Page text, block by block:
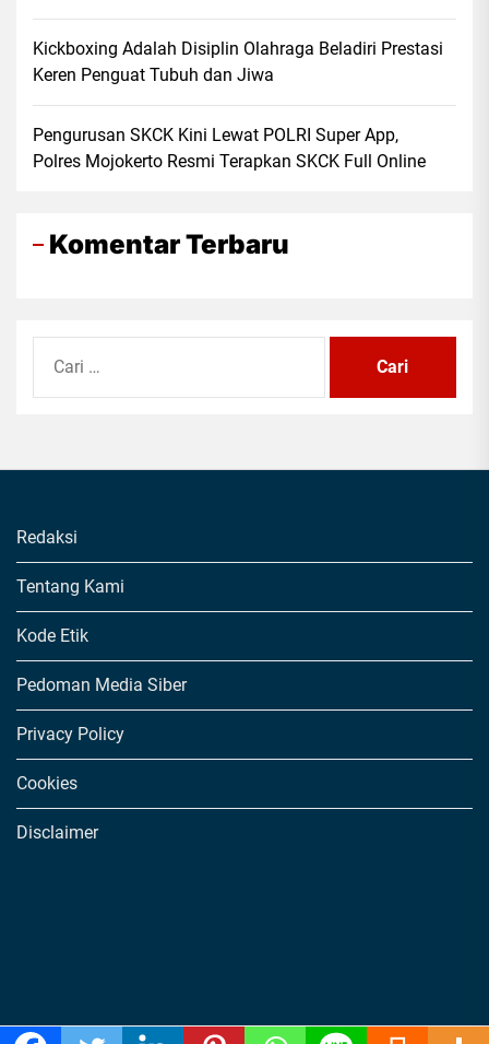
Kickboxing Adalah Disiplin Olahraga Beladiri Prestasi
Keren Penguat Tubuh dan Jiwa
Pengurusan SKCK Kini Lewat POLRI Super App,
Polres Mojokerto Resmi Terapkan SKCK Full Online
Komentar Terbaru
untuk:
Redaksi
Tentang Kami
Kode Etik
Pedoman Media Siber
Privacy Policy
Cookies
Disclaimer